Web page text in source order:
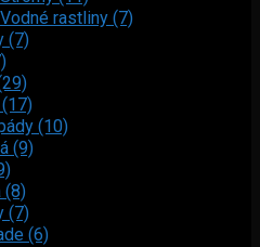
Vodné rastliny (7)
(7)
(10)
(9)
(8)
(7)
(6)